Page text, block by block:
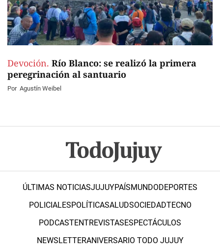
Devoción. Río Blanco: se realizó la primera
peregrinación al santuario
Por Agustín Weibel
ÚLTIMAS NOTICIASJUJUYPAÍSMUNDODEPORTES
POLICIALESPOLÍTICASALUDSOCIEDADTECNO
PODCASTENTREVISTASESPECTÁCULOS
NEWSLETTERANIVERSARIO TODO JUJUY